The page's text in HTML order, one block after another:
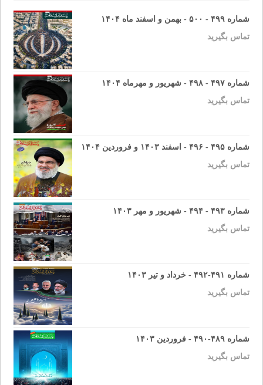
شماره ۴۹۹ - ۵۰۰ - بهمن و اسفند ماه ۱۴۰۴
تماس بگیرید
شماره ۴۹۷ - ۴۹۸ - شهریور و مهرماه ۱۴۰۴
تماس بگیرید
شماره ۴۹۵ - ۴۹۶ - اسفند ۱۴۰۳ و فروردین ۱۴۰۴
تماس بگیرید
شماره ۴۹۳ - ۴۹۴ - شهریور و مهر ۱۴۰۳
تماس بگیرید
شماره ۴۹۱-۴۹۲ - خرداد و تیر ۱۴۰۳
تماس بگیرید
شماره ۴۸۹-۴۹۰ - فروردین ۱۴۰۳
تماس بگیرید